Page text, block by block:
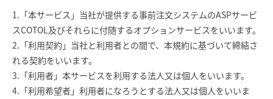
1.「本サービス」当社が提供する事前注文システムのASPサービ
スCOTOL及びそれらに付随するオプションサービスをいいます。
2.「利用契約」当社と利用者との間で、本規約に基づいて締結さ
れる契約をいいます。
3.「利用者」本サービスを利用する法人又は個人をいいます。
4.「利用希望者」利用者になろうとする法人又は個人をいいま